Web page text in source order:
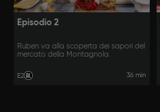
Episodio 2
Ruben va alla scoperta dei sapori del
mercato della Montagnola.
E2 36 min